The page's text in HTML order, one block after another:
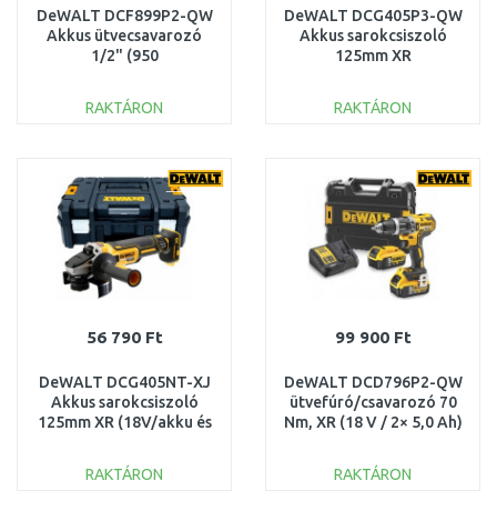
DeWALT DCF899P2-QW
Akkus ütvecsavarozó
1/2" (950
RAKTÁRON
Összehasonlítás
DeWALT DCG405P3-QW
Akkus sarokcsiszoló
125mm XR
RAKTÁRON
Összehasonlítás
56 790 Ft
DeWALT DCG405NT-XJ
Akkus sarokcsiszoló
125mm XR (18V/akku és
RAKTÁRON
99 900 Ft
DeWALT DCD796P2-QW
ütvefúró/csavarozó 70
Nm, XR (18 V / 2× 5,0 Ah)
RAKTÁRON